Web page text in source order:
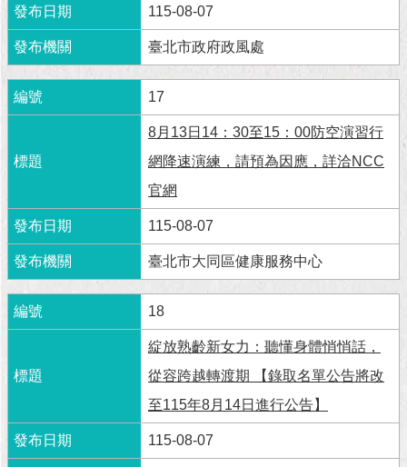
115-08-07
臺北市政府政風處
17
8月13日14：30至15：00防空演習行
網降速演練，請預為因應，詳洽NCC
官網
115-08-07
臺北市大同區健康服務中心
18
綻放熟齡新女力：聽懂身體悄悄話，
從容跨越轉渡期 【錄取名單公告將改
至115年8月14日進行公告】
115-08-07